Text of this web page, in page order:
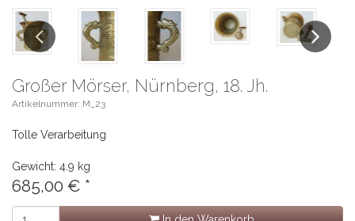
Großer Mörser, Nürnberg, 18. Jh.
Artikelnummer: M_23
Tolle Verarbeitung
Gewicht: 4.9 kg
685,00 € *